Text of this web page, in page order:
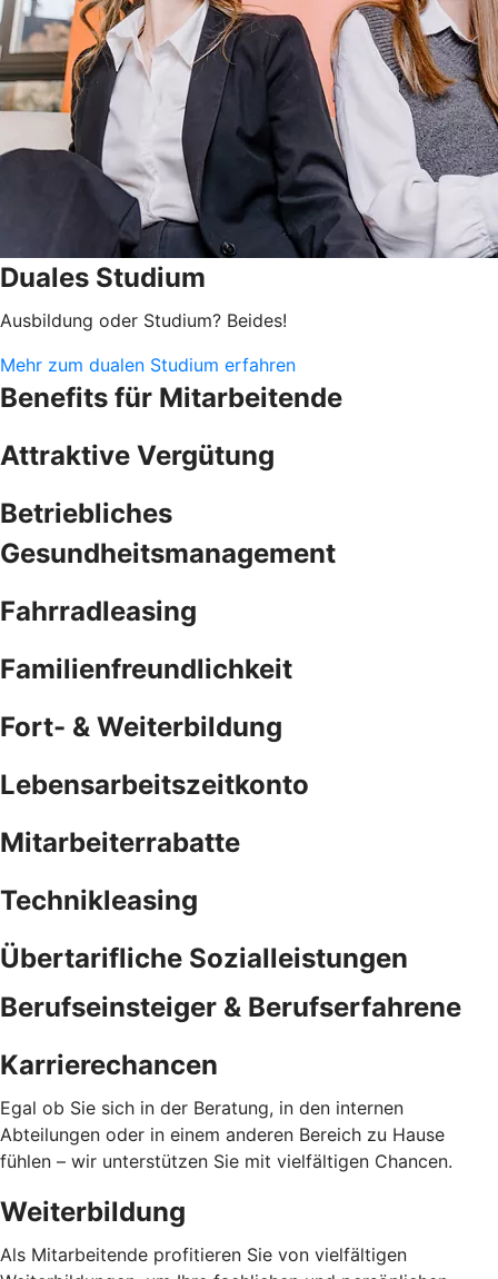
Duales Studium
Ausbildung oder Studium? Beides!
Mehr zum dualen Studium erfahren
Benefits für Mitarbeitende
Attraktive Vergütung
Betriebliches
Gesundheitsmanagement
Fahrradleasing
Familienfreundlichkeit
Fort- & Weiterbildung
Lebensarbeitszeitkonto
Mitarbeiterrabatte
Technikleasing
Übertarifliche Sozialleistungen
Berufseinsteiger & Berufserfahrene
Karrierechancen
Egal ob Sie sich in der Beratung, in den internen
Abteilungen oder in einem anderen Bereich zu Hause
fühlen – wir unterstützen Sie mit vielfältigen Chancen.
Weiterbildung
Als Mitarbeitende profitieren Sie von vielfältigen